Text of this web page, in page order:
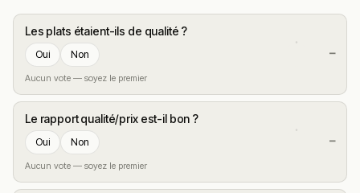
Les plats étaient-ils de qualité ?
Oui Non
Aucun vote — soyez le premier
—
Le rapport qualité/prix est-il bon ?
Oui Non
Aucun vote — soyez le premier
—